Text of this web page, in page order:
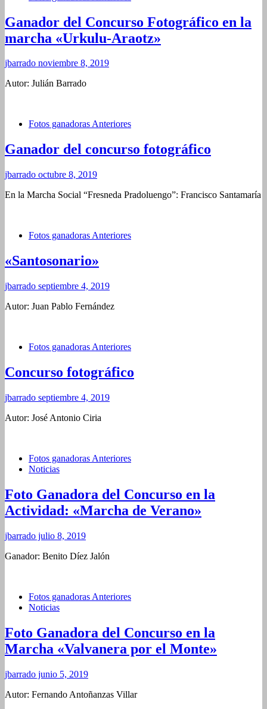
Ganador del Concurso Fotográfico en la
marcha «Urkulu-Araotz»
jbarrado noviembre 8, 2019
Autor: Julián Barrado
Fotos ganadoras Anteriores
Ganador del concurso fotográfico
jbarrado octubre 8, 2019
En la Marcha Social “Fresneda Pradoluengo”: Francisco Santamaría
Fotos ganadoras Anteriores
«Santosonario»
jbarrado septiembre 4, 2019
Autor: Juan Pablo Fernández
Fotos ganadoras Anteriores
Concurso fotográfico
jbarrado septiembre 4, 2019
Autor: José Antonio Ciria
Fotos ganadoras Anteriores
Noticias
Foto Ganadora del Concurso en la
Actividad: «Marcha de Verano»
jbarrado julio 8, 2019
Ganador: Benito Díez Jalón
Fotos ganadoras Anteriores
Noticias
Foto Ganadora del Concurso en la
Marcha «Valvanera por el Monte»
jbarrado junio 5, 2019
Autor: Fernando Antoñanzas Villar